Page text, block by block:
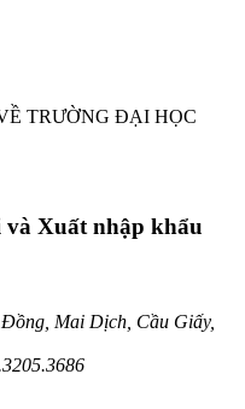
TRƯỜNG ĐẠI HỌC
Xuất nhập khẩu
Mai Dịch, Cầu Giấy,